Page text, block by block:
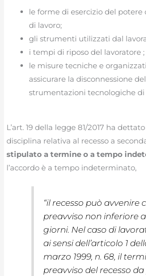
le forme di esercizio del
di lavoro;
gli strumenti utilizzati dal
i tempi di riposo del lavoratore ;
le misure tecniche e
assicurare la disconnessione
strumentazioni tecnologiche di
L’art. 19 della legge 81/2017 ha
disciplina relativa al recesso a
stipulato a termine o a tempo
l’accordo è a tempo indeterminato,
“il recesso può avvenire
preavviso non inferiore
giorni. Nel caso di
ai sensi dell’articolo 1
marzo 1999, n. 68, il
preavviso del recesso